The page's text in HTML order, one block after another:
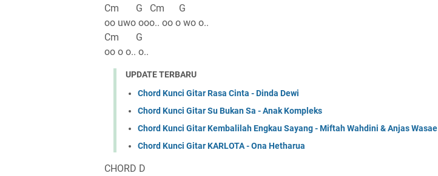
Cm G Cm G
oo uwo ooo.. oo o wo o..
Cm G
oo o o.. o..
UPDATE TERBARU
Chord Kunci Gitar Rasa Cinta - Dinda Dewi
Chord Kunci Gitar Su Bukan Sa - Anak Kompleks
Chord Kunci Gitar Kembalilah Engkau Sayang - Miftah Wahdini & Anjas Wasae
Chord Kunci Gitar KARLOTA - Ona Hetharua
CHORD D